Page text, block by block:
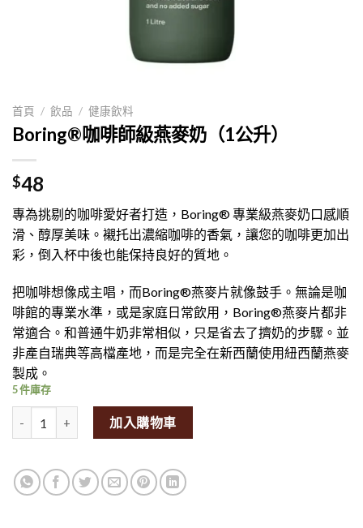
首頁 / 飲品 / 健康飲料
Boring®咖啡師級燕麥奶（1公升）
$48
專為挑剔的咖啡愛好者打造，Boring® 專業級燕麥奶口感順
滑、醇厚美味。襯托出濃縮咖啡的香氣，讓您的咖啡更加出
彩，倒入杯中後也能保持良好的質地。
把咖啡想像成主唱，而Boring®燕麥片就像鼓手。無論是咖
啡館的專業水準，或是家庭日常飲用，Boring®燕麥片都非
常適合。和普通牛奶非常相似，只是省去了擠奶的步驟。並
非產自瑞典等高檔產地，而是完全在新西蘭使用紐西蘭燕麥
製成。
5 件庫存
Boring® Barista Grade Oat Milk (1L)量
加入購物車